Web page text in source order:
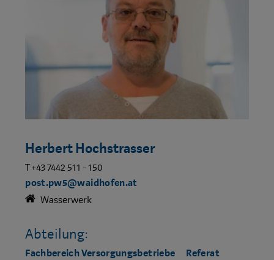
Herbert Hochstrasser
T +43 7442 511 - 150
post.pw5@waidhofen.at
Wasserwerk
Abteilung:
Fachbereich Versorgungsbetriebe
Referat